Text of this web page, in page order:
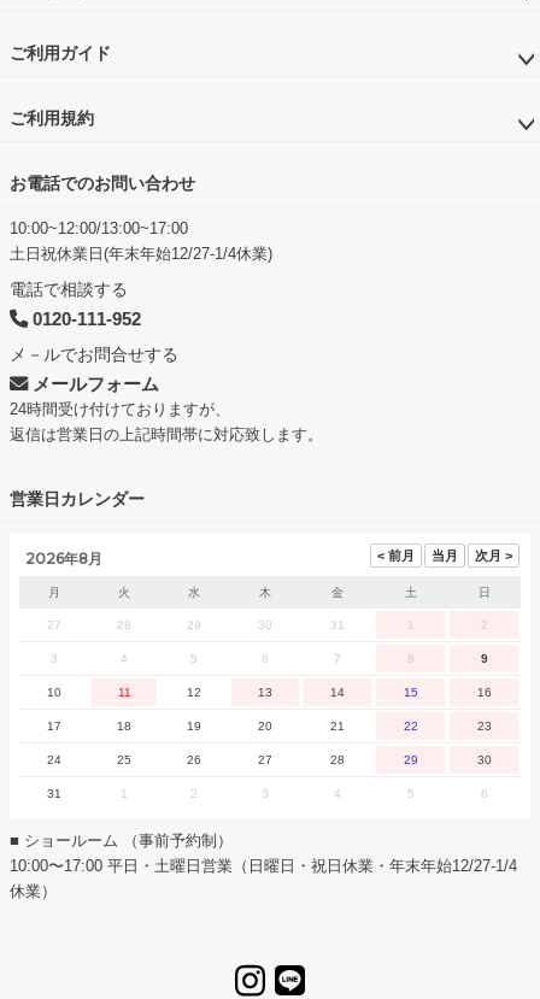
ご利用ガイド
ご利用規約
お電話でのお問い合わせ
10:00~12:00/13:00~17:00
土日祝休業日(年末年始12/27-1/4休業)
電話で相談する
0120-111-952
メ－ルでお問合せする
メールフォーム
24時間受け付けておりますが、
返信は営業日の上記時間帯に対応致します。
営業日カレンダー
2026年8月
月 火 水 木 金 土 日
27 28 29 30 31 1 2
3 4 5 6 7 8 9
10 11 12 13 14 15 16
17 18 19 20 21 22 23
24 25 26 27 28 29 30
31 1 2 3 4 5 6
■ ショールーム （事前予約制）
10:00〜17:00 平日・土曜日営業（日曜日・祝日休業・年末年始12/27-1/4
休業）